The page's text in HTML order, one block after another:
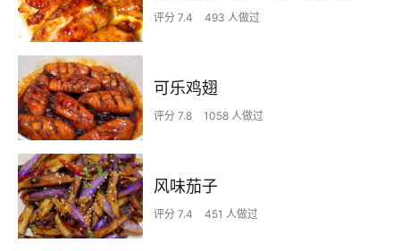
评分 7.4 493 人做过
可乐鸡翅
评分 7.8 1058 人做过
风味茄子
评分 7.4 451 人做过